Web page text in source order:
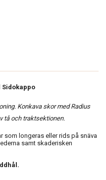
Sidokappo
Konkava skor med Radius
tå och traktsektionen.
som longeras eller rids på snäva
samt skaderisken